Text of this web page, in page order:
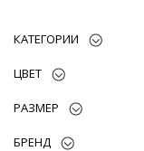
КАТЕГОРИИ
ЦВЕТ
РАЗМЕР
БРЕНД